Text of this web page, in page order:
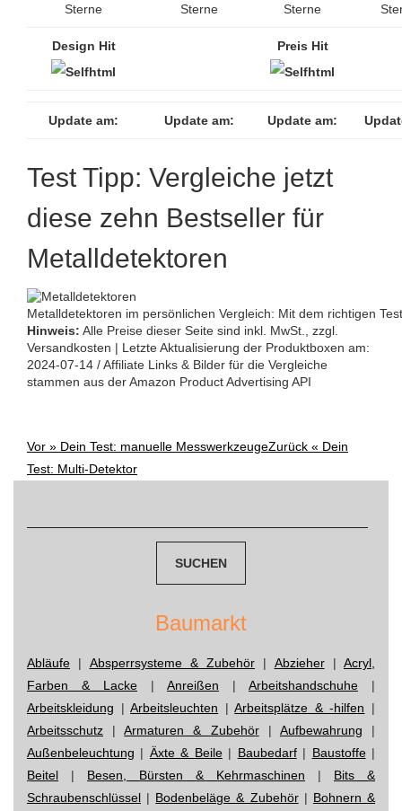
Sterne
Sterne
Sterne
Design Hit Preis Hit
Update am: Update am: Update am:
Test Tipp: Vergleiche jetzt
diese zehn Bestseller für
Metalldetektoren
Metalldetektoren im persönlichen Vergleich: Mit dem richtigen
Hinweis: Alle Preise dieser Seite sind inkl. MwSt., zzgl.
Versandkosten | Letzte Aktualisierung der Produktboxen am:
2024-07-14 / Affiliate Links & Bilder für die Vergleiche
stammen aus der Amazon Product Advertising API
Post
Vor » Dein Test: manuelle MesswerkzeugeZurück « Dein
Test: Multi-Detektor
Baumarkt
Abläufe | Absperrsysteme & Zubehör | Abzieher| Acryl,
Farben & Lacke | Anreißen | Arbeitshandschuhe |
Arbeitskleidung |Arbeitsleuchten |Arbeitsplätze & -hilfen |
Arbeitsschutz |Armaturen & Zubehör| Aufbewahrung |
Außenbeleuchtung | Äxte & Beile| Baubedarf| Baustoffe|
Beitel | Besen, Bürsten & Kehrmaschinen | Bits &
Schraubenschlüssel | Bodenbeläge & Zubehör| Bohnern &